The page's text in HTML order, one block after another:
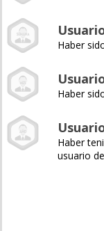
Haber
Haber
Haber
usuario